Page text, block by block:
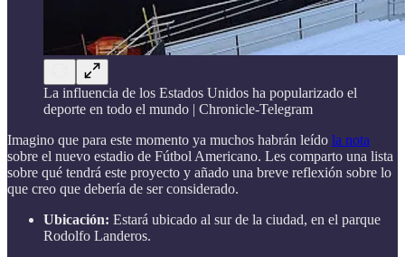
La influencia de los Estados Unidos ha popularizado el
deporte en todo el mundo | Chronicle-Telegram
Imagino que para este momento ya muchos habrán leído la nota
sobre el nuevo estadio de Fútbol Americano. Les comparto una lista
sobre qué tendrá este proyecto y añado una breve reflexión sobre lo
que creo que debería de ser considerado.
Ubicación: Estará ubicado al sur de la ciudad, en el parque
Rodolfo Landeros.